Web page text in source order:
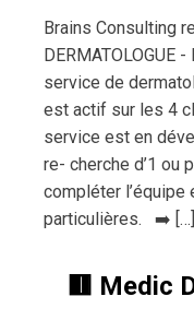
Brains Consulting
service de
est actif sur les 4
service est en
re- cherche d’1 ou
compléter
particulières. ➡️ […]
🟥 Medic